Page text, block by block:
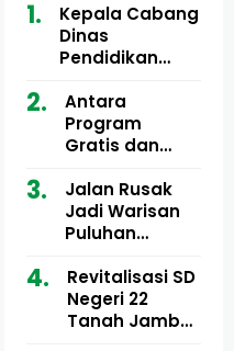
Kepala Cabang
Dinas
Pendidikan
Utara Buka
Pelatihan Deep
Learning serta
Artifisial bagi
Guru
Matematika
Antara
Program
Gratis dan
Motor Imum
Gampong, Uji
Nyali APH
Bermain di
Balik Rp250
Ribu
Jalan Rusak
Jadi Warisan
Puluhan
dan Tgk
Muharuddin
Kini Didesak
Revitalisasi SD
Negeri 22
Tanah Jambo